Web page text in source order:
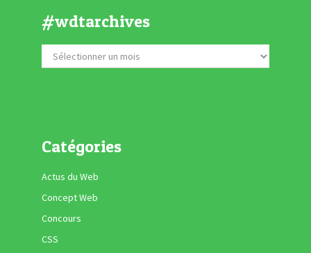
#wdtarchives
Catégories
Actus du Web
Concept Web
Concours
CSS